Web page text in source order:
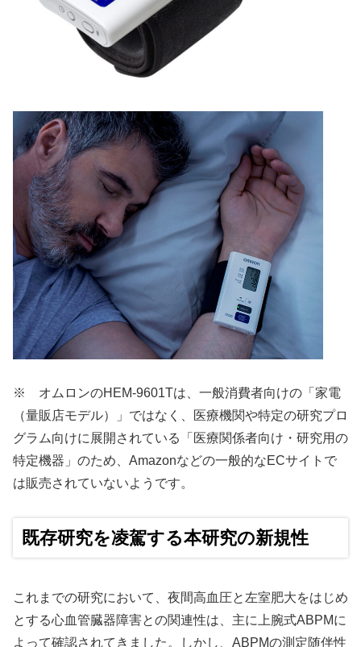
※ オムロンのHEM-9601Tは、一般消費者向けの「家電
（量販店モデル）」ではなく、医療機関や特定の研究プロ
グラム向けに展開されている「医療関係者向け・研究用の
特定機器」のため、Amazonなどの一般的なECサイトで
は販売されていないようです。
既存研究を凌駕する本研究の新規性
これまでの研究において、夜間高血圧と左室肥大をはじめ
とする心血管臓器障害との関連性は、主に上腕式ABPMに
よって確認されてきました。しかし、ABPMの測定随伴性